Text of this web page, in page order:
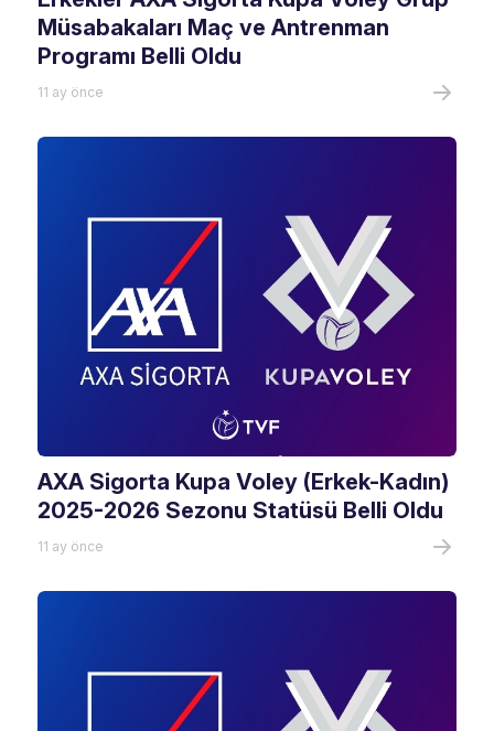
Müsabakaları Maç ve Antrenman
Programı Belli Oldu
11 ay önce
AXA Sigorta Kupa Voley (Erkek-Kadın)
2025-2026 Sezonu Statüsü Belli Oldu
11 ay önce